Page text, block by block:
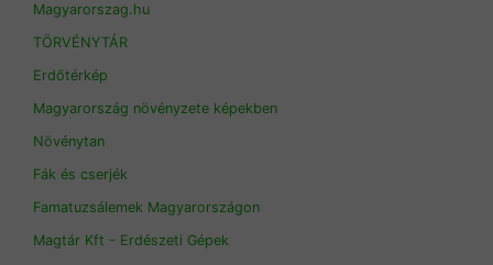
Magyarorszag.hu
TÖRVÉNYTÁR
Erdőtérkép
Magyarország növényzete képekben
Növénytan
Fák és cserjék
Famatuzsálemek Magyarországon
Magtár Kft - Erdészeti Gépek